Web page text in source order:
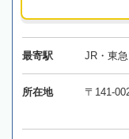
最寄駅 JR・東
所在地 〒141-